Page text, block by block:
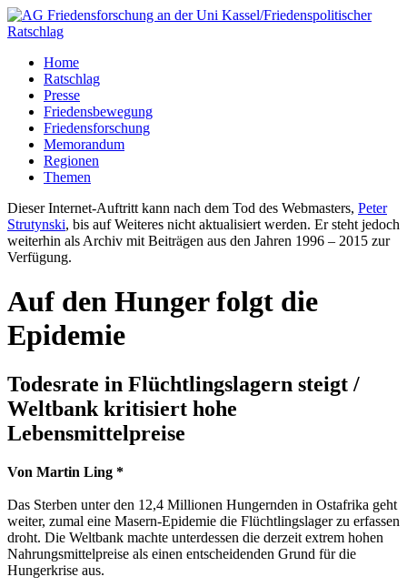
Home
Ratschlag
Presse
Friedensbewegung
Friedensforschung
Memorandum
Regionen
Themen
Dieser Internet-Auftritt kann nach dem Tod des Webmasters, Peter
Strutynski, bis auf Weiteres nicht aktualisiert werden. Er steht jedoch
weiterhin als Archiv mit Beiträgen aus den Jahren 1996 – 2015 zur
Verfügung.
Auf den Hunger folgt die
Epidemie
Todesrate in Flüchtlingslagern steigt /
Weltbank kritisiert hohe
Lebensmittelpreise
Von Martin Ling *
Das Sterben unter den 12,4 Millionen Hungernden in Ostafrika geht
weiter, zumal eine Masern-Epidemie die Flüchtlingslager zu erfassen
droht. Die Weltbank machte unterdessen die derzeit extrem hohen
Nahrungsmittelpreise als einen entscheidenden Grund für die
Hungerkrise aus.